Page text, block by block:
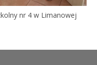
nr 4 w Limanowej